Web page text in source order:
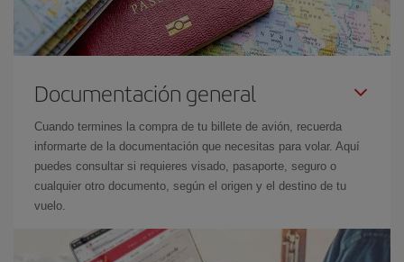
Documentación general
Cuando termines la compra de tu billete de avión, recuerda
informarte de la documentación que necesitas para volar. Aquí
puedes consultar si requieres visado, pasaporte, seguro o
cualquier otro documento, según el origen y el destino de tu
vuelo.